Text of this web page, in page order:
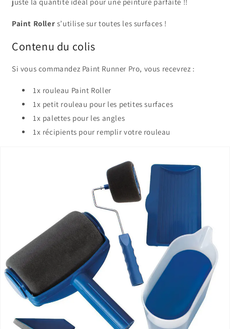
Paint Roller s’utilise sur toutes les surfaces !
Contenu du colis
Si vous commandez Paint Runner Pro, vous recevrez :
1x rouleau Paint Roller
1x petit rouleau pour les petites surfaces
1x palettes pour les angles
1x récipients pour remplir votre rouleau